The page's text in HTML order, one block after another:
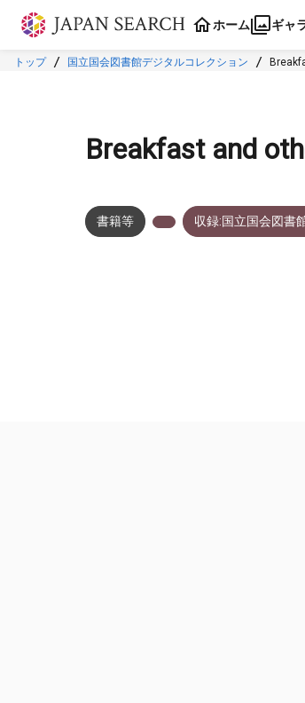
本文に飛ぶ
ホーム ギャ
トップ 国立国会図書館デジタルコレクション
Breakfast and
書籍等 収録:国立国会図書